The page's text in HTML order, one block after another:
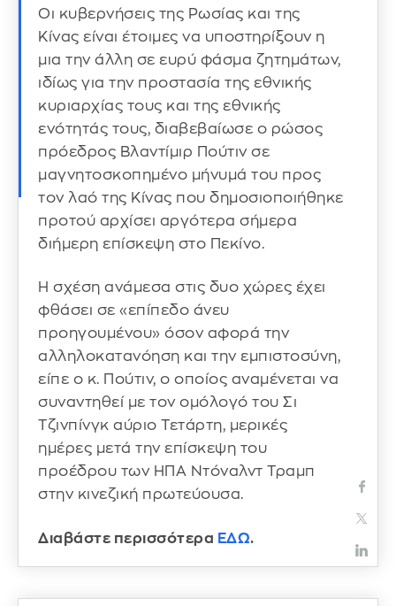
Οι κυβερνήσεις της Ρωσίας και της
Κίνας είναι έτοιμες να υποστηρίξουν η
μια την άλλη σε ευρύ φάσμα ζητημάτων,
ιδίως για την προστασία της εθνικής
κυριαρχίας τους και της εθνικής
ενότητάς τους, διαβεβαίωσε ο ρώσος
πρόεδρος Βλαντίμιρ Πούτιν σε
μαγνητοσκοπημένο μήνυμά του προς
τον λαό της Κίνας που δημοσιοποιήθηκε
προτού αρχίσει αργότερα σήμερα
διήμερη επίσκεψη στο Πεκίνο.
Η σχέση ανάμεσα στις δυο χώρες έχει
φθάσει σε «επίπεδο άνευ
προηγουμένου» όσον αφορά την
αλληλοκατανόηση και την εμπιστοσύνη,
είπε ο κ. Πούτιν, ο οποίος αναμένεται να
συναντηθεί με τον ομόλογό του Σι
Τζινπίνγκ αύριο Τετάρτη, μερικές
ημέρες μετά την επίσκεψη του
προέδρου των ΗΠΑ Ντόναλντ Τραμπ
στην κινεζική πρωτεύουσα.
Διαβάστε περισσότερα ΕΔΩ.